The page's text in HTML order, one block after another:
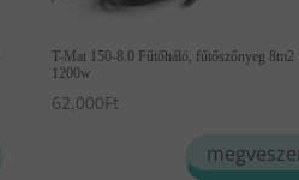
T-Mat 150-8.0 Fűtőháló, fűtőszőnyeg 8m2
1200w
62,000Ft